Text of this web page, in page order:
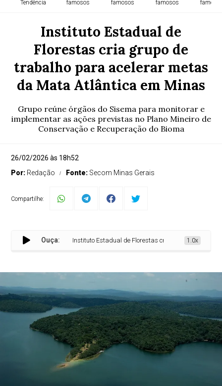
Tendência famosos famosos famosos
Instituto Estadual de
Florestas cria grupo de
trabalho para acelerar metas
da Mata Atlântica em Minas
Grupo reúne órgãos do Sisema para monitorar e
implementar as ações previstas no Plano Mineiro de
Conservação e Recuperação do Bioma
26/02/2026 às 18h52
Por: Redação Fonte: Secom Minas Gerais
Compartilhe:
Ouça: Instituto Estadual de Florestas cria grupo de trabalho
1.0x